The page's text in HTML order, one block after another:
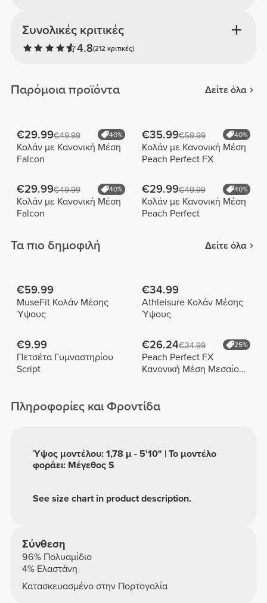
Συνολικές κριτικές
4.8(212 κριτικές)
Παρόμοια προϊόντα Δείτε όλα
€29.99€49.99 40%
Κολάν με Κανονική Μέση
Falcon
€35.99€59.99 40%
Κολάν με Κανονική Μέση
Peach Perfect FX
€29.99€49.99 40%
Κολάν με Κανονική Μέση
Falcon
€29.99€49.99 40%
Κολάν με Κανονική Μέση
Peach Perfect
Τα πιο δημοφιλή Δείτε όλα
€59.99
MuseFit Κολάν Μέσης
Ύψους
€34.99
Athleisure Κολάν Μέσης
Ύψους
€9.99
Πετσέτα Γυμναστηρίου
Script
€26.24€34.99 25%
Peach Perfect FX
Κανονική Μέση Μεσαίου
Πληροφορίες και Φροντίδα
See size chart in product description.
Ύψος μοντέλου: 1,78 μ - 5'10" | Το μοντέλο
φοράει: Μέγεθος S
Σύνθεση
96% Πολυαμίδιο
4% Ελαστάνη
Κατασκευασμένο στην Πορτογαλία